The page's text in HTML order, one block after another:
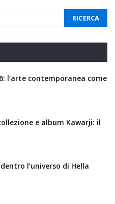
l’arte contemporanea come
e album Kawarji: il
l’universo di Hella